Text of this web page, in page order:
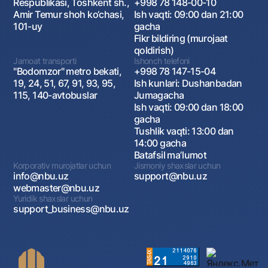
Respublikasi, Toshkent sh.,
Amir Temur shoh ko‘chasi,
101-uy
+998 78 148-00-10
Ish vaqti: 09:00 dan 21:00
gacha
Fikr bildiring (murojaat
qoldirish)
Jamoat transporti
"Bodomzor" metro bekati,
19, 24, 51, 67, 91, 93, 95,
115, 140-avtobuslar
Ishonch telefoni
+998 78 147-15-04
Ish kunlari: Dushanbadan
Jumagacha
Ish vaqti: 09:00 dan 18:00
gacha
Tushlik vaqti: 13:00 dan
14:00 gacha
Batafsil maʼlumot
Korporativ murojatlar uchun
info@nbu.uz
webmaster@nbu.uz
Jismoniy shaxslar uchun
support@nbu.uz
Yuridik shaxslar uchun
support_business@nbu.uz